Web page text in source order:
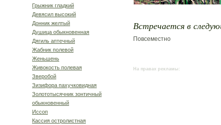
Грыжник гладкий
Девясил высокий
Донник желтый
Душица обыкновенная
Дягиль аптечный
Жабник полевой
Женьшень
Живокость полевая
Зверобой
Зизифора пахучковидная
Золототысячник зонтичный
обыкновенный
Иссоп
Кассия остролистная
Встречается в
Повсеместно
На правах рекламы: